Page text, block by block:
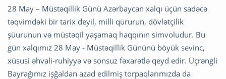
28 May – Müstəqillik Günü Azərbaycan xalqı üçün sadəcə
təqvimdəki bir tarix deyil, milli qürurun, dövlətçilik
şüurunun və müstəqil yaşamaq haqqının simvoludur. Bu
gün xalqımız 28 May - Müstəqillik Gününü böyük sevinc,
xüsusi əhvali-ruhiyyə və sonsuz fəxarətlə qeyd edir. Üçrəngli
Bayrağımız işğaldan azad edilmiş torpaqlarımızda da